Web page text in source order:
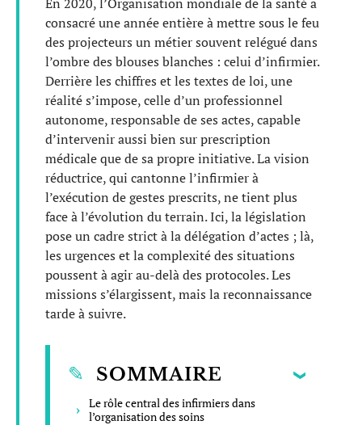
consacré une année entière à mettre sous le feu
des projecteurs un métier souvent relégué dans
l’ombre des blouses blanches : celui d’infirmier.
Derrière les chiffres et les textes de loi, une
réalité s’impose, celle d’un professionnel
autonome, responsable de ses actes, capable
d’intervenir aussi bien sur prescription
médicale que de sa propre initiative. La vision
réductrice, qui cantonne l’infirmier à
l’exécution de gestes prescrits, ne tient plus
face à l’évolution du terrain. Ici, la législation
pose un cadre strict à la délégation d’actes ; là,
les urgences et la complexité des situations
poussent à agir au-delà des protocoles. Les
missions s’élargissent, mais la reconnaissance
tarde à suivre.
SOMMAIRE
Le rôle central des infirmiers dans
l’organisation des soins